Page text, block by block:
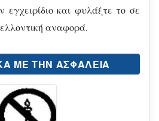
εγχειρίδιο και φυλάξτε το σε
αναφορά.
ΜΕ ΤΗΝ ΑΣΦΆΛΕΙΑ